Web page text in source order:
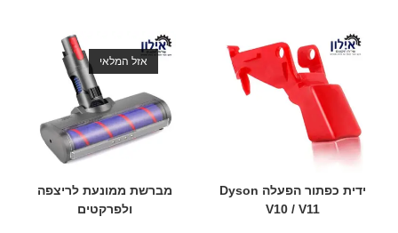
ידית כפתור הפעלה Dyson
V10 / V11
אזל המלאי
מברשת ממונעת לריצפה
ולפרקטים